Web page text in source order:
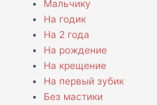
Мальчику
На годик
На 2 года
На рождение
На крещение
На первый зубик
Без мастики